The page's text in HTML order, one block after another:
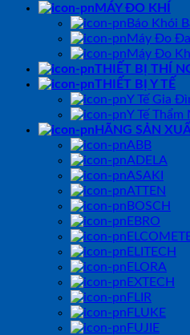
MÁY ĐO KHÍ
Báo Khói
Máy Đo
Máy Đo
THIẾT BỊ THÍ
THIẾT BỊ Y TẾ
Y Tế Gia
Y Tế Thẩm
HÃNG SẢN
ABB
ADELA
ASAKI
ATTEN
BOSCH
EBRO
ELITECH
ELORA
EXTECH
FLIR
FLUKE
FUJIE